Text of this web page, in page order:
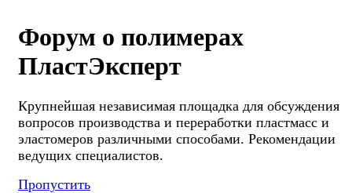
Форум о полимерах
ПластЭксперт
Крупнейшая независимая площадка для обсуждения
вопросов производства и переработки пластмасс и
эластомеров различными способами. Рекомендации
ведущих специалистов.
Пропустить